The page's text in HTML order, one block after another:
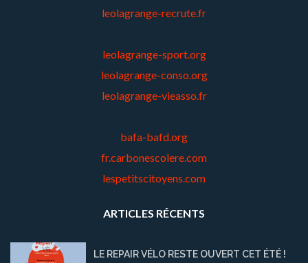
leolagrange-recrute.fr
leolagrange-sport.org
leolagrange-conso.org
leolagrange-vieasso.fr
bafa-bafd.org
fr.carbonescolere.com
lespetitscitoyens.com
ARTICLES RÉCENTS
LE REPAIR VÉLO RESTE OUVERT CET ÉTÉ !